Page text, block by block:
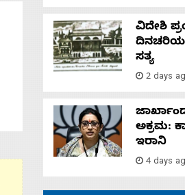
ವಿದೇಶಿ
ಸತ್ಯ
2 days
ಅಕ್ರಮ:
ಇರಾನಿ
4 days